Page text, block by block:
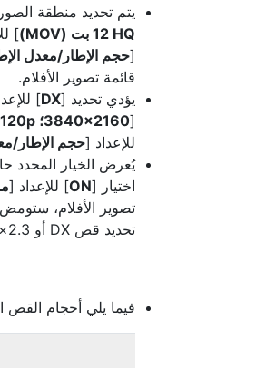
يتم تحديد منطقة
HQ ‏12 بت (MOV)
]
[حجم الإطار/معدل
قائمة تصوير الأفلام.
يؤدي تحديد [DX
]
[3840‎×2160؛ 120p
للإعداد [حجم الإطار/
يُعرض الخيار
اختيار [ON] للإعداد [
تصوير الأفلام،
تحديد قص DX أو 2.3×.
فيما يلي أحجام القص